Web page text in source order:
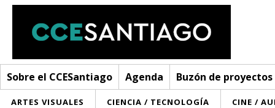
Sobre el CCESantiago Agenda Buzón de proyectos
ARTES VISUALES CIENCIA / TECNOLOGÍA CINE /